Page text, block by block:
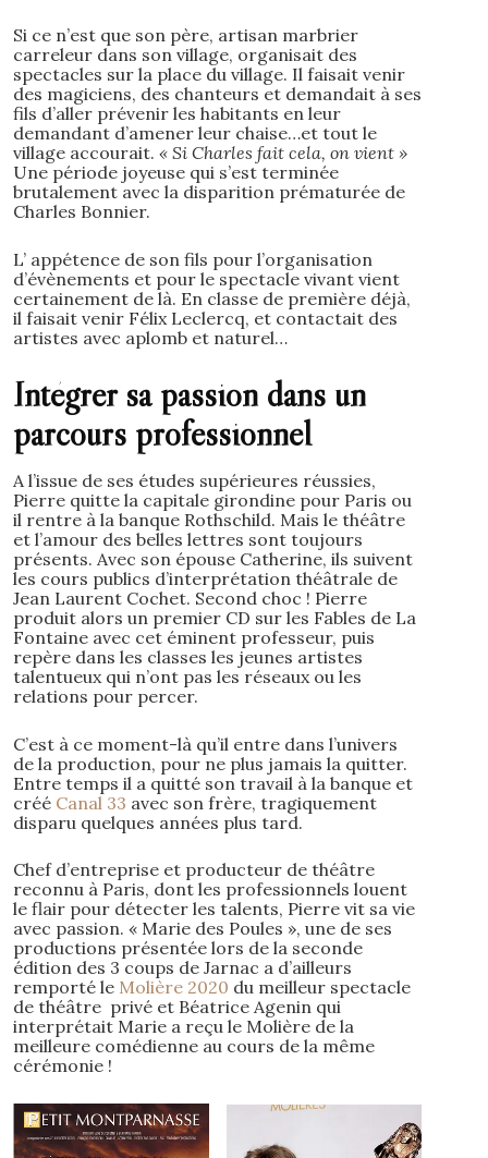
Si ce n’est que son père, artisan marbrier
carreleur dans son village, organisait des
spectacles sur la place du village. Il faisait venir
des magiciens, des chanteurs et demandait à ses
fils d’aller prévenir les habitants en leur
demandant d’amener leur chaise…et tout le
village accourait.« Si Charles fait cela, on vient »
Une période joyeuse qui s’est terminée
brutalement avec la disparition prématurée de
Charles Bonnier.
L’ appétence de son fils pour l’organisation
d’évènements et pour le spectacle vivant vient
certainement de là. En classe de première déjà,
il faisait venir Félix Leclercq, et contactait des
artistes avec aplomb et naturel…
Intégrer sa passion dans un
parcours professionnel
A l’issue de ses études supérieures réussies,
Pierre quitte la capitale girondine pour Paris ou
il rentre à la banque Rothschild. Mais le théâtre
et l’amour des belles lettres sont toujours
présents. Avec son épouse Catherine, ils suivent
les cours publics d’interprétation théâtrale de
Jean Laurent Cochet. Second choc ! Pierre
produit alors un premier CD sur les Fables de La
Fontaine avec cet éminent professeur, puis
repère dans les classes les jeunes artistes
talentueux qui n’ont pas les réseaux ou les
relations pour percer.
C’est à ce moment-là qu’il entre dans l’univers
de la production, pour ne plus jamais la quitter.
Entre temps il a quitté son travail à la banque et
créé Canal 33 avec son frère, tragiquement
disparu quelques années plus tard.
Chef d’entreprise et producteur de théâtre
reconnu à Paris, dont les professionnels louent
le flair pour détecter les talents, Pierre vit sa vie
avec passion. « Marie des Poules », une de ses
productions présentée lors de la seconde
édition des 3 coups de Jarnac a d’ailleurs
remporté le Molière 2020 du meilleur spectacle
de théâtre privé et Béatrice Agenin qui
interprétait Marie a reçu le Molière de la
meilleure comédienne au cours de la même
cérémonie !